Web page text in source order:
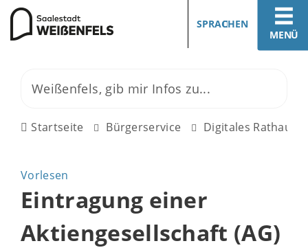
MENÜ
SPRACHEN
Startseite Bürgerservice Digitales Rathaus
Vorlesen
Eintragung einer
Aktiengesellschaft (AG)